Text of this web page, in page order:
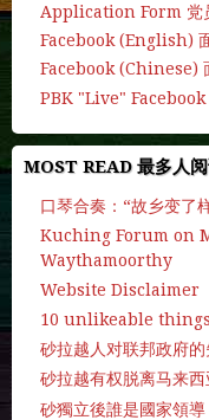
Application Form 党
Facebook (English)
Facebook (Chinese)
PBK "Live" Facebook
MOST READ 最多人
口琴合奏：“故乡变了
Kuching Forum on
Waythamoorthy
Website Disclaimer
10 unlikeable
砂拉越人对联邦政府
砂拉越有权脱离马来西
砂獨立後誰是國家領